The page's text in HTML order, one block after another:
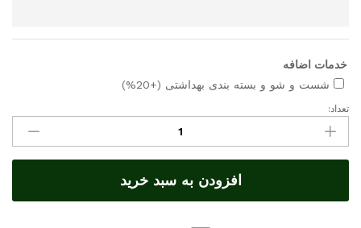
خدمات اضافه
شست و شو و بسته بندی بهداشتی (+20%)
مقدار
سیب
زرد
درجه
تعداد:
افزودن به سبد خرید